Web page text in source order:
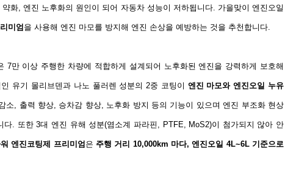
약화, 엔진 노후화의 원인이 되어 자동차 성능이 저하됩니다. 가을맞이 엔진오일
미엄 을 사용해 엔진 마모를 방지해 엔진 손상을 예방하는 것을 추천합니다.
7만 이상 주행한 차량에 적합하게 설계되어 노후화된 엔진을 강력하게 보호해
인 유기 몰리브덴과 나노 풀러렌 성분의2중 코팅이 엔진 마모와 엔진오일 누유
소, 출력 향상, 승차감 향상, 노후화 방지 등의 기능이 있으며 엔진 부조화 현상
다. 또한3대 엔진 유해 성분(염소계 파라핀 , PTFE, MoS2)이 첨가되지 않아 안
엔진코팅제 프리미엄 은 주행 거리 10,000km 마다,엔진오일 4L~6L 기준으로